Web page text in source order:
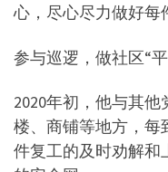
心，尽心尽力做好每
参与巡逻，做社区“
2020年初，他与其
楼、商铺等地方，每
件复工的及时劝解和